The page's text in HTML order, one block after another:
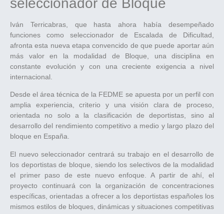
seleccionador de Bloque
Iván Terricabras, que hasta ahora había desempeñado
funciones como seleccionador de Escalada de Dificultad,
afronta esta nueva etapa convencido de que puede aportar aún
más valor en la modalidad de Bloque, una disciplina en
constante evolución y con una creciente exigencia a nivel
internacional.
Desde el área técnica de la FEDME se apuesta por un perfil con
amplia experiencia, criterio y una visión clara de proceso,
orientada no solo a la clasificación de deportistas, sino al
desarrollo del rendimiento competitivo a medio y largo plazo del
bloque en España.
El nuevo seleccionador centrará su trabajo en el desarrollo de
los deportistas de bloque, siendo los selectivos de la modalidad
el primer paso de este nuevo enfoque. A partir de ahí, el
proyecto continuará con la organización de concentraciones
específicas, orientadas a ofrecer a los deportistas españoles los
mismos estilos de bloques, dinámicas y situaciones competitivas